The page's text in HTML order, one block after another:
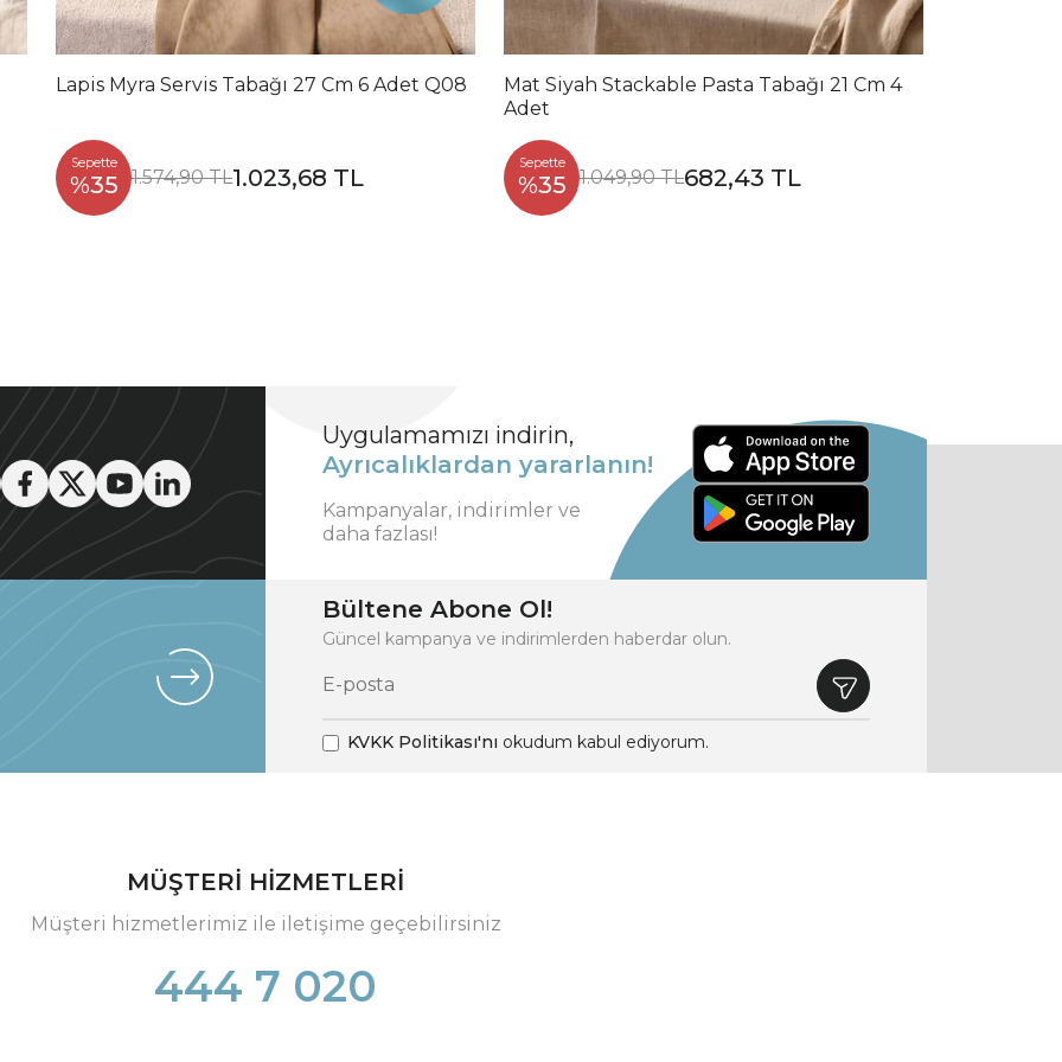
Lapis Myra Servis Tabağı 27 Cm 6 Adet Q08
Sepette
%35 1.574,90 TL1.023,68 TL
Mat Siyah Stackable Pasta Tabağı 21 Cm 4
Adet
Sepette
%35 1.049,90 TL682,43 TL
Uygulamamızı indirin,
Ayrıcalıklardan yararlanın!
Kampanyalar, indirimler ve
daha fazlası!
Bültene Abone Ol!
Güncel kampanya ve indirimlerden haberdar olun.
KVKK Politikası'nı okudum kabul ediyorum.
MÜŞTERİ HİZMETLERİ
Müşteri hizmetlerimiz ile iletişime geçebilirsiniz
444 7 020